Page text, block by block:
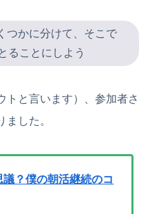
つかに分けて、そこで
ることにしよう
トと言います）、参加者さ
ました。
？僕の朝活継続のコ